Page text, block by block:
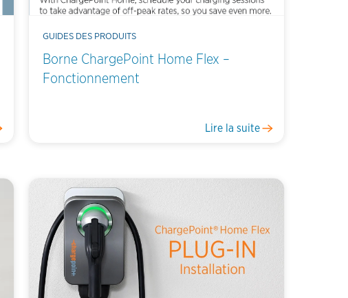
GUIDES DES PRODUITS
Borne ChargePoint Home Flex –
Fonctionnement
Lire la suite